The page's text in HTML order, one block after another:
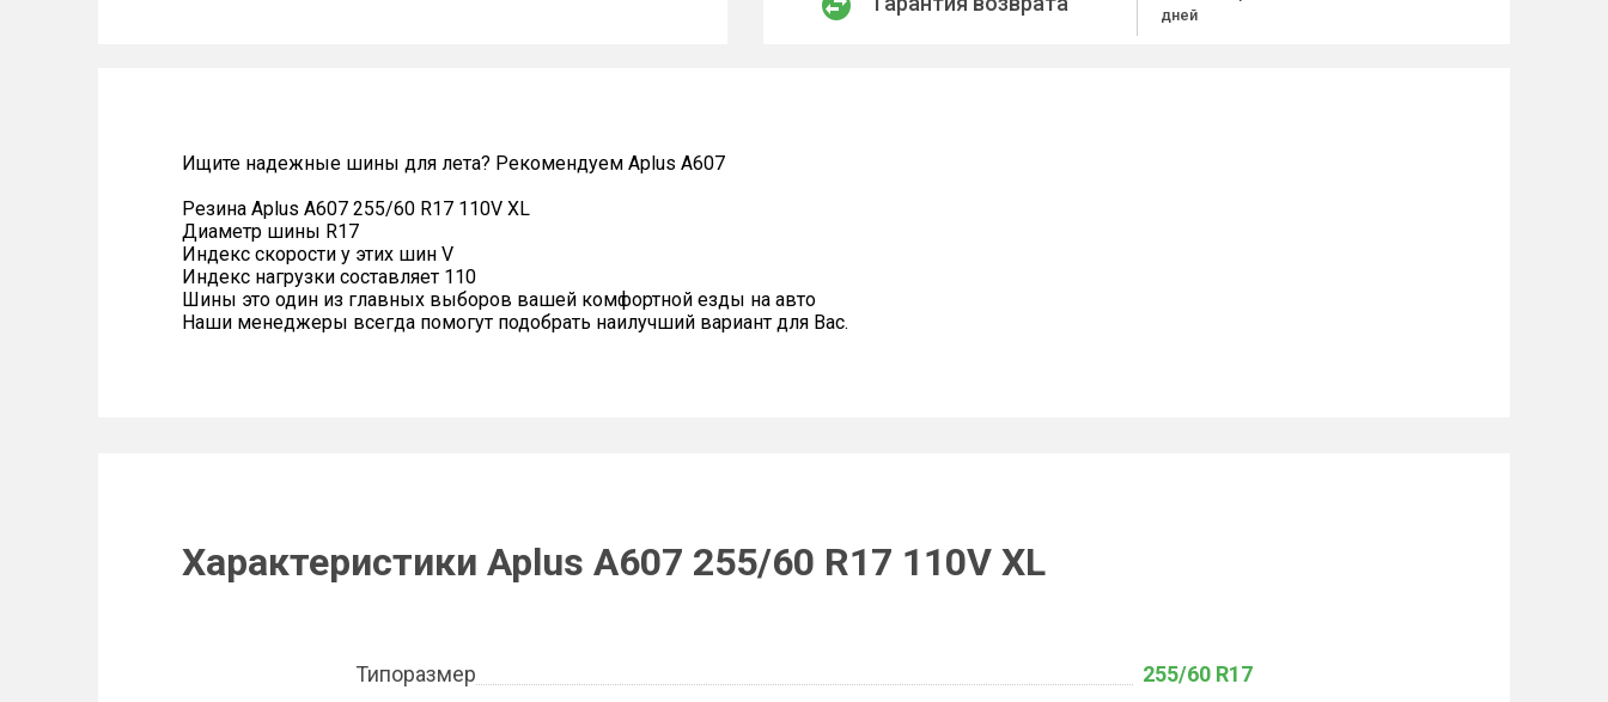
дней
Ищите надежные шины для лета? Рекомендуем Aplus A607
Резина Aplus A607 255/60 R17 110V XL
Диаметр шины R17
Индекс скорости у этих шин V
Индекс нагрузки составляет 110
Шины это один из главных выборов вашей комфортной езды на авто
Наши менеджеры всегда помогут подобрать наилучший вариант для Вас.
Характеристики Aplus A607 255/60 R17 110V XL
Типоразмер
255/60 R17